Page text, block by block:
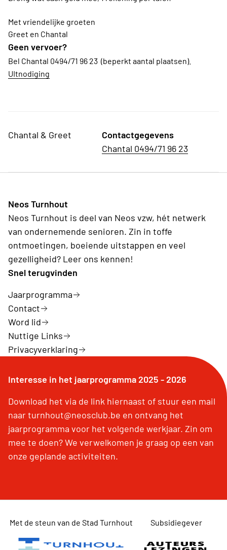
Met vriendelijke groeten
Greet en Chantal
Geen vervoer?
Bel Chantal 0494/71 96 23 (beperkt aantal plaatsen).
UItnodiging
Chantal & Greet
Contactgegevens
Chantal 0494/71 96 23
Neos Turnhout
Neos Turnhout is deel van Neos vzw, hét netwerk
van ondernemende senioren. Zin in toffe
ontmoetingen, boeiende uitstappen en veel
gezelligheid? Leer ons kennen!
Snel terugvinden
Jaarprogramma
Contact
Word lid
Nuttige Links
Privacyverklaring
Interesse in het jaarprogramma 2025 - 2026
Download het via de link hiernaast of stuur een mail
naar turnhout@neosclub.be en ontvang het
jaarprogramma voor het volgende werkjaar. Zin om
mee te doen? We verwelkomen je graag op een van
onze geplande activiteiten.
Met de steun van de Stad Turnhout Subsidiegever